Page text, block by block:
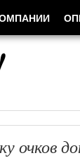
очков